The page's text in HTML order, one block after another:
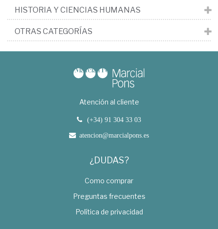
HISTORIA Y CIENCIAS HUMANAS
OTRAS CATEGORÍAS
Atención al cliente
(+34) 91 304 33 03
atencion@marcialpons.es
¿DUDAS?
Como comprar
Preguntas frecuentes
Política de privacidad